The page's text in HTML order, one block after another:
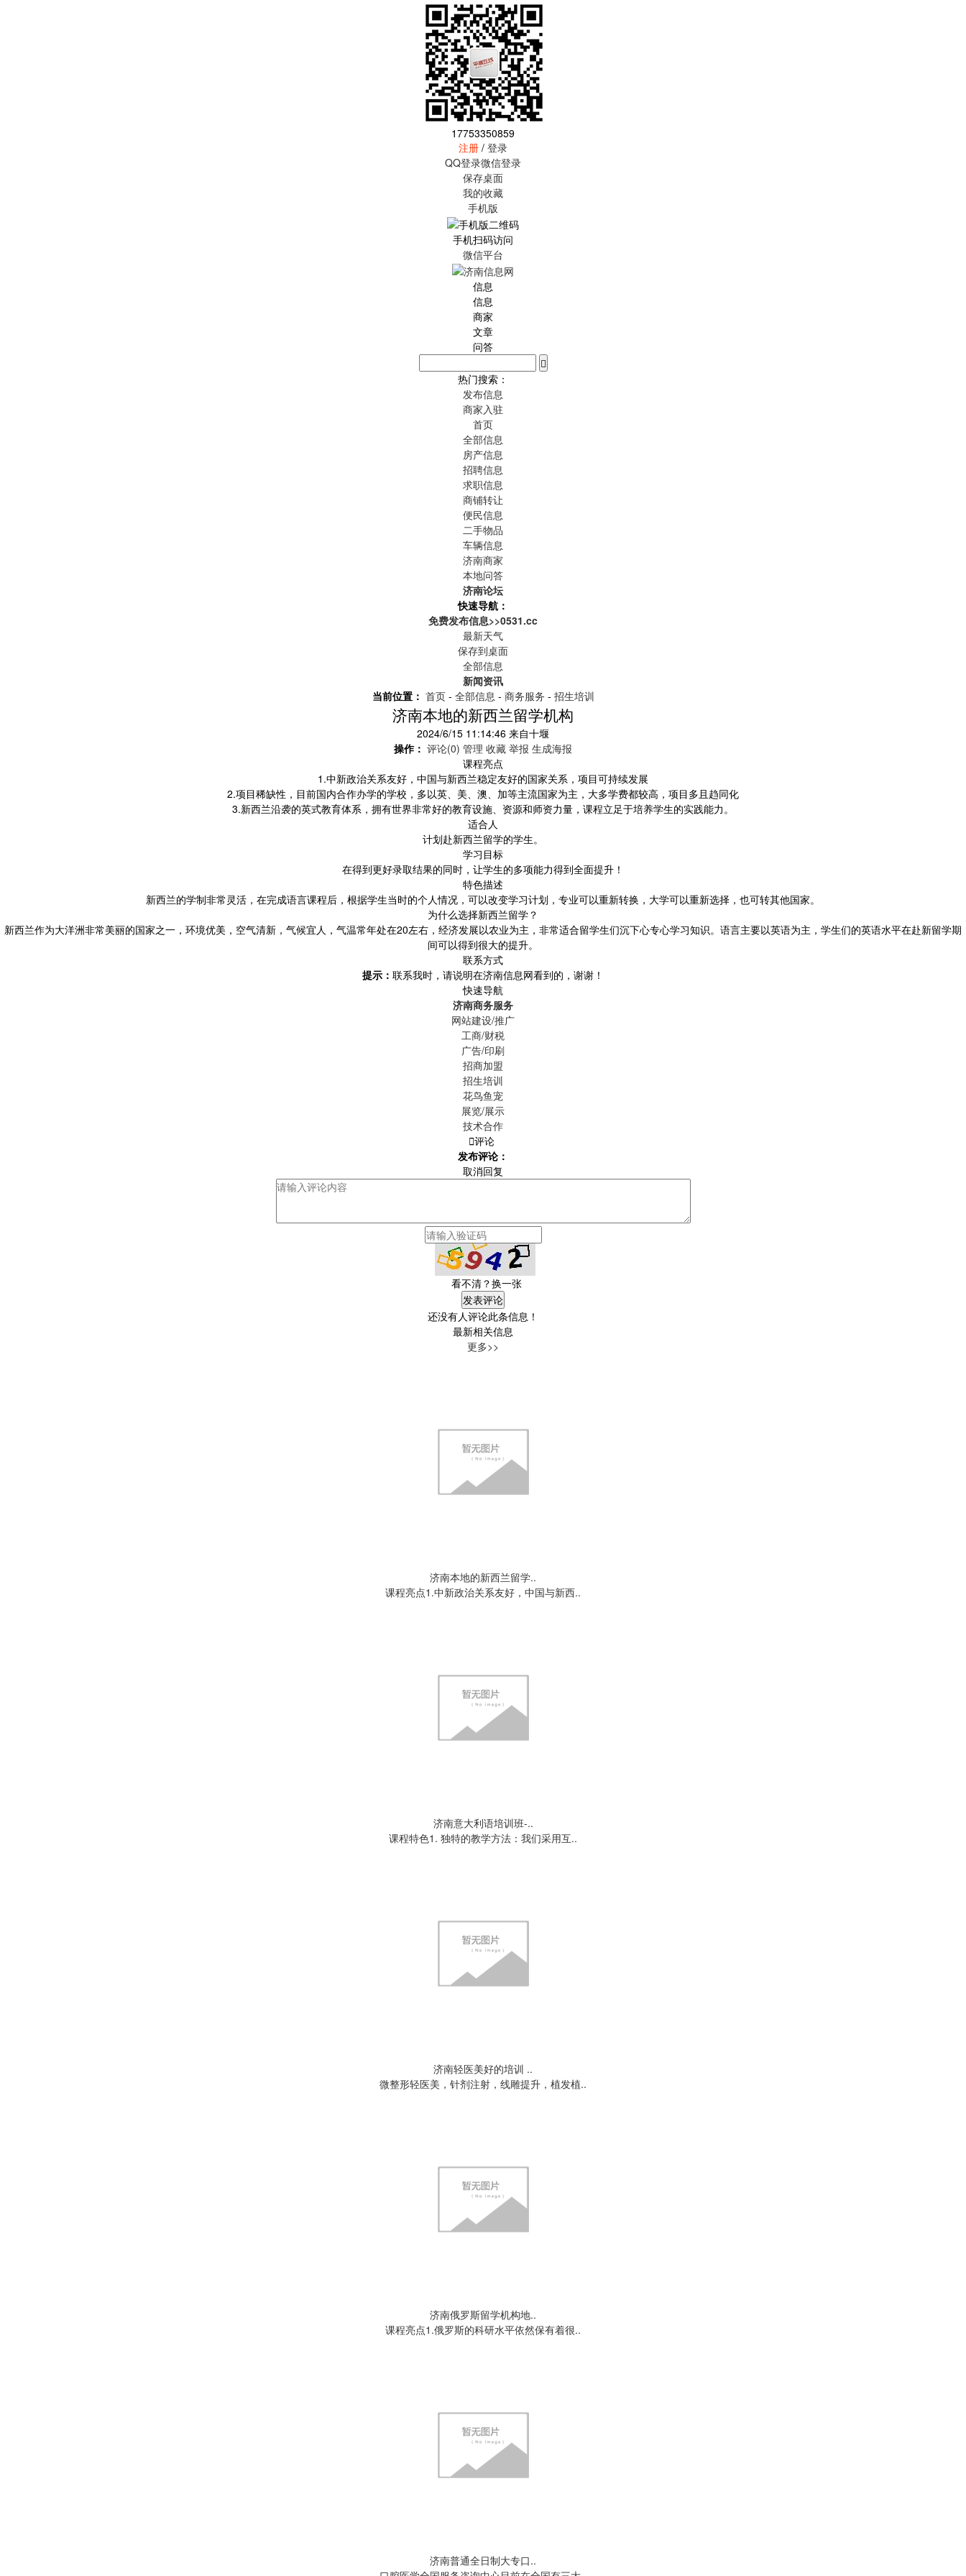
17753350859
注册 / 登录
QQ登录微信登录
保存桌面
我的收藏
手机版
手机扫码访问
微信平台
信息
信息
商家
文章
问答
热门搜索：
发布信息
商家入驻
首页
全部信息
房产信息
招聘信息
求职信息
商铺转让
便民信息
二手物品
车辆信息
济南商家
本地问答
济南论坛
快速导航：
免费发布信息>>0531.cc
最新天气
保存到桌面
全部信息
新闻资讯
当前位置： 首页- 全部信息 - 商务服务 - 招生培训
济南本地的新西兰留学机构
2024/6/15 11:14:46 来自十堰
操作： 评论(0) 管理 收藏 举报 生成海报
课程亮点
1.中新政治关系友好，中国与新西兰稳定友好的国家关系，项目可持续发展
2.项目稀缺性，目前国内合作办学的学校，多以英、美、澳、加等主流国家为主，大多学费都较高，项目多且趋同化
3.新西兰沿袭的英式教育体系，拥有世界非常好的教育设施、资源和师资力量，课程立足于培养学生的实践能力。
适合人
计划赴新西兰留学的学生。
学习目标
在得到更好录取结果的同时，让学生的多项能力得到全面提升！
特色描述
新西兰的学制非常灵活，在完成语言课程后，根据学生当时的个人情况，可以改变学习计划，专业可以重新转换，大学可以重新选择，也可转其他国家。
为什么选择新西兰留学？
新西兰作为大洋洲非常美丽的国家之一，环境优美，空气清新，气候宜人，气温常年处在20左右，经济发展以农业为主，非常适合留学生们沉下心专心学习知识。语言主要以英语为主，学生们的英语水平在赴新留学期
间可以得到很大的提升。
联系方式
提示： 联系我时，请说明在济南信息网看到的，谢谢！
快速导航
济南商务服务
网站建设/推广
工商/财税
广告/印刷
招商加盟
招生培训
花鸟鱼宠
展览/展示
技术合作
评论
发布评论：
取消回复
看不清？换一张
还没有人评论此条信息！
最新相关信息
更多>>
济南本地的新西兰留学..
课程亮点1.中新政治关系友好，中国与新西..
济南意大利语培训班-..
课程特色1. 独特的教学方法：我们采用互..
济南轻医美好的培训 ..
微整形轻医美，针剂注射，线雕提升，植发植..
济南俄罗斯留学机构地..
课程亮点1.俄罗斯的科研水平依然保有着很..
济南普通全日制大专口..